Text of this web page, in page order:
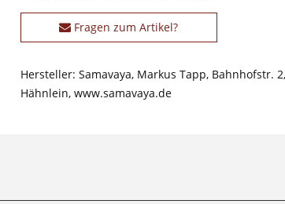
Fragen zum Artikel?
Hersteller: Samavaya, Markus Tapp, Bahnhofstr.
Hähnlein, www.samavaya.de